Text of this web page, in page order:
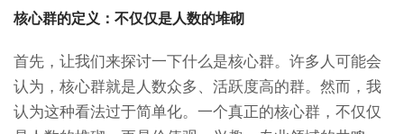
核心群的定义：不仅仅是人数的堆砌
首先，让我们来探讨一下什么是核心群。许多人可能会
认为，核心群就是人数众多、活跃度高的群。然而，我
认为这种看法过于简单化。一个真正的核心群，不仅仅